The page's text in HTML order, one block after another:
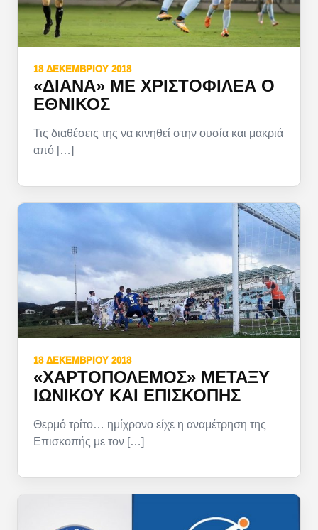
18 ΔΕΚΕΜΒΡΊΟΥ 2018
«ΔΙΆΝΑ» ΜΕ ΧΡΙΣΤΟΦΙΛΈΑ Ο
ΕΘΝΙΚΌΣ
Τις διαθέσεις της να κινηθεί στην ουσία και μακριά
από […]
18 ΔΕΚΕΜΒΡΊΟΥ 2018
«ΧΑΡΤΟΠΌΛΕΜΟΣ» ΜΕΤΑΞΎ
ΙΩΝΙΚΟΎ ΚΑΙ ΕΠΙΣΚΟΠΉΣ
Θερμό τρίτο… ημίχρονο είχε η αναμέτρηση της
Επισκοπής με τον […]